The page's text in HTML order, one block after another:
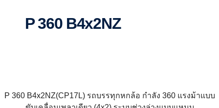
P 360 B4x2NZ
P 360 B4x2NZ(CP17L) รถบรรทุกหกล้อ กำลัง 360 แรงม้าแบบ